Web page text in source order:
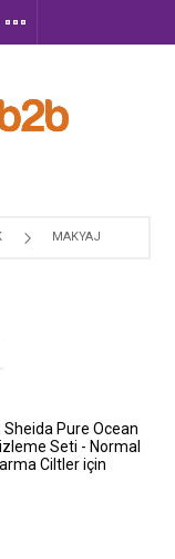
MAKYAJ